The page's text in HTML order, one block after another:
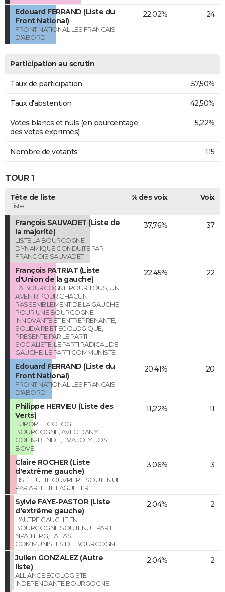
Edouard FERRAND (Liste du
Front National)
FRONT NATIONAL LES FRANCAIS
D'ABORD
22,02% 24
Participation au scrutin
Taux de participation 57,50%
Taux d'abstention 42,50%
Votes blancs et nuls (en pourcentage
des votes exprimés)
5,22%
Nombre de votants 115
TOUR 1
Tête de liste
Liste
% des voix Voix
François SAUVADET (Liste de
la majorité)
LISTE LA BOURGOGNE
DYNAMIQUE CONDUITE PAR
FRANCOIS SAUVADET
37,76% 37
François PATRIAT (Liste
d'Union de la gauche)
LA BOURGOGNE POUR TOUS, UN
AVENIR POUR CHACUN.
RASSEMBLEMENT DE LA GAUCHE
POUR UNE BOURGOGNE
INNOVANTE ET ENTREPRENANTE,
SOLIDAIRE ET ECOLOGIQUE,
PRESENTE PAR LE PARTI
SOCIALISTE, LE PARTI RADICAL DE
GAUCHE, LE PARTI COMMUNISTE
22,45% 22
Edouard FERRAND (Liste du
Front National)
FRONT NATIONAL LES FRANCAIS
D'ABORD
20,41% 20
Philippe HERVIEU (Liste des
Verts)
EUROPE ECOLOGIE
BOURGOGNE, AVEC DANY
COHN-BENDIT, EVA JOLY, JOSE
BOVE
11,22% 11
Claire ROCHER (Liste
d'extrême gauche)
LISTE LUTTE OUVRIERE SOUTENUE
PAR ARLETTE LAGUILLER
3,06% 3
Sylvie FAYE-PASTOR (Liste
d'extrême gauche)
L'AUTRE GAUCHE EN
BOURGOGNE SOUTENUE PAR LE
NPA, LE PG, LA FASE ET
COMMUNISTES DE BOURGOGNE
2,04% 2
Julien GONZALEZ (Autre
liste)
ALLIANCE ECOLOGISTE
INDEPENDANTE BOURGOGNE
2,04% 2